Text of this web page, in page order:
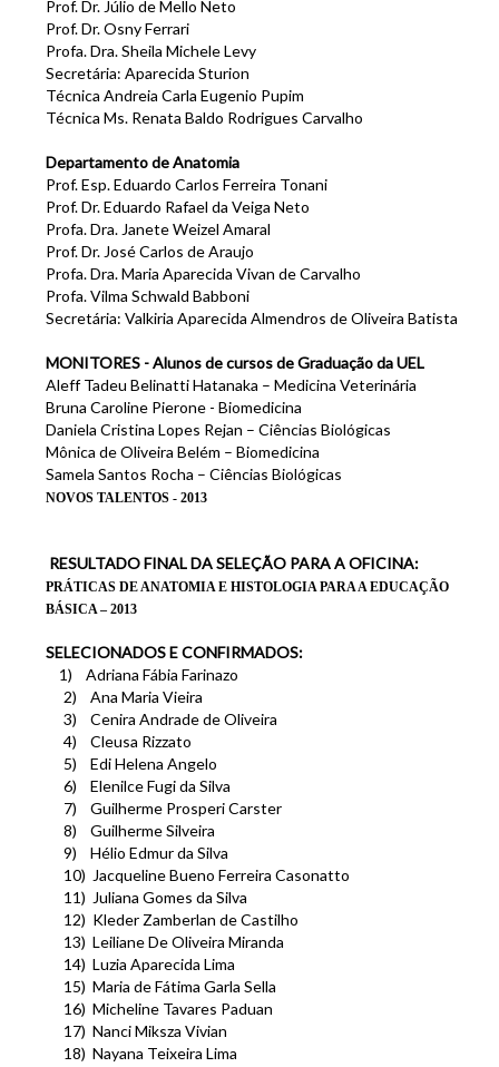
Prof. Dr. Júlio de Mello Neto
Prof. Dr. Osny Ferrari
Profa. Dra. Sheila Michele Levy
Secretária: Aparecida Sturion
Técnica Andreia Carla Eugenio Pupim
Técnica Ms. Renata Baldo Rodrigues Carvalho
Departamento de Anatomia
Prof. Esp. Eduardo Carlos Ferreira Tonani
Prof. Dr. Eduardo Rafael da Veiga Neto
Profa. Dra. Janete Weizel Amaral
Prof. Dr. José Carlos de Araujo
Profa. Dra. Maria Aparecida Vivan de Carvalho
Profa. Vilma Schwald Babboni
Secretária: Valkiria Aparecida Almendros de Oliveira Batista
MONITORES - Alunos de cursos de Graduação da UEL
Aleff Tadeu Belinatti Hatanaka – Medicina Veterinária
Bruna Caroline Pierone - Biomedicina
Daniela Cristina Lopes Rejan – Ciências Biológicas
Mônica de Oliveira Belém – Biomedicina
Samela Santos Rocha – Ciências Biológicas
NOVOS TALENTOS - 2013
RESULTADOFINALDA SELEÇÃO PARA A OFICINA:
PRÁTICAS DE ANATOMIA E HISTOLOGIA PARA A EDUCAÇÃO
BÁSICA – 2013
SELECIONADOS E CONFIRMADOS:
1)
Adriana Fábia Farinazo
2)
Ana Maria Vieira
3)
Cenira Andrade de Oliveira
4)
Cleusa Rizzato
5)
Edi Helena Angelo
6)
Elenilce Fugi da Silva
7)
Guilherme Prosperi Carster
8)
Guilherme Silveira
9)
Hélio Edmur da Silva
10) Jacqueline Bueno Ferreira Casonatto
11) Juliana Gomes da Silva
12) Kleder Zamberlan de Castilho
13) Leiliane De Oliveira Miranda
14) Luzia Aparecida Lima
15) Maria de Fátima Garla Sella
16) Micheline Tavares Paduan
17) Nanci Miksza Vivian
18) Nayana Teixeira Lima